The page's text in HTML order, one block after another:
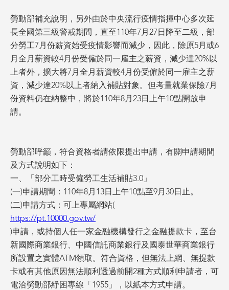
勞動部補充說明，另外由於中央流行疫情指揮中心多次延
長全國第三級警戒期間，直至110年7月27日降至二級，部
分勞工7月份薪資始受疫情影響而減少，因此，除原5月或6
月全月薪資較4月份受僱於同一雇主之薪資，減少達20%以
上者外，擴大將7月全月薪資較4月份受僱於同一雇主之薪
資，減少達20%以上者納入補貼對象。但考量就業保險7月
份資料仍在納整中，將於110年8月23日上午10點開放申
請。
勞動部呼籲，符合資格者請依限提出申請，有關申請期間
及方式說明如下：
一、「部分工時受僱勞工生活補貼3.0」
(一)申請期間：110年8月13日上午10點至9月30日止。
(二)申請方式：可上專屬網站(
https://pt.10000.gov.tw/
)申請，或持個人任一家金融機構發行之金融提款卡，至台
新國際商業銀行、中國信託商業銀行及國泰世華商業銀行
所設置之實體ATM領取。符合資格，但無法上網、無提款
卡或有其他原因無法順利透過前開2種方式順利申請者，可
電洽勞動部紓困專線「1955」，以紙本方式申請。